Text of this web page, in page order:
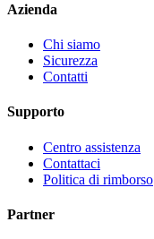
Azienda
Chi siamo
Sicurezza
Contatti
Supporto
Centro assistenza
Contattaci
Politica di rimborso
Partner